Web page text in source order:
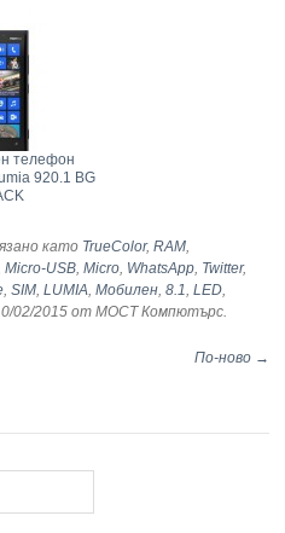
телефон
920.1 BG
като TrueColor,RAM,
Micro-USB,Micro, WhatsApp, Twitter,
,SIM,LUMIA,Мобилен,8.1,LED,
02/2015 от МОСТ Компютърс.
По-ново →